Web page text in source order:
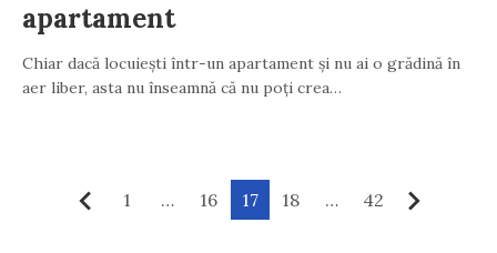
apartament
Chiar dacă locuiești într-un apartament și nu ai o grădină în
aer liber, asta nu înseamnă că nu poți crea…
Paginație
Anterior
1 … 16 17 18 … 42